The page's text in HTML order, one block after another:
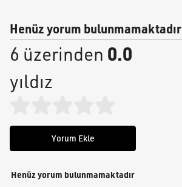
Henüz yorum bulunmamaktadır
6 üzerinden 0.0
yıldız
Yorum Ekle
Henüz yorum bulunmamaktadır